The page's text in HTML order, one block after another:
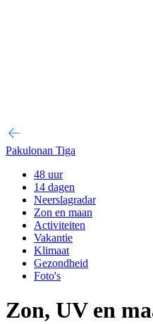
Pakulonan Tiga
48 uur
14 dagen
Neerslagradar
Zon en maan
Activiteiten
Vakantie
Klimaat
Gezondheid
Foto's
Zon, UV en